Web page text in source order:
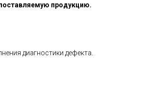
продукцию.
диагностики дефекта.